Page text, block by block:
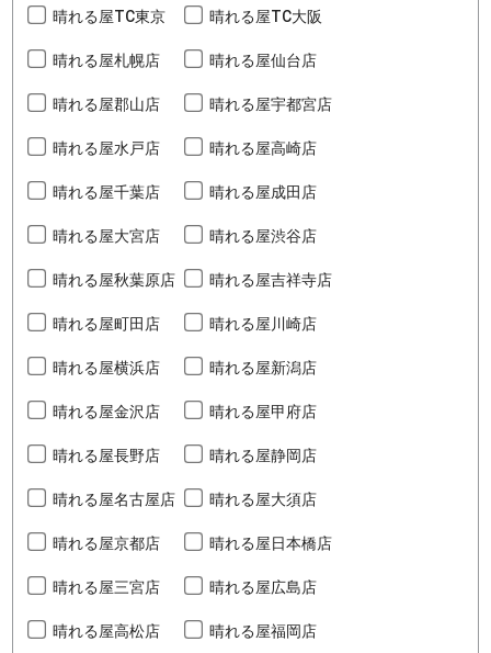
晴れる屋TC東京 晴れる屋TC大阪
晴れる屋札幌店 晴れる屋仙台店
晴れる屋郡山店 晴れる屋宇都宮店
晴れる屋水戸店 晴れる屋高崎店
晴れる屋千葉店 晴れる屋成田店
晴れる屋大宮店 晴れる屋渋谷店
晴れる屋秋葉原店 晴れる屋吉祥寺店
晴れる屋町田店 晴れる屋川崎店
晴れる屋横浜店 晴れる屋新潟店
晴れる屋金沢店 晴れる屋甲府店
晴れる屋長野店 晴れる屋静岡店
晴れる屋名古屋店 晴れる屋大須店
晴れる屋京都店 晴れる屋日本橋店
晴れる屋三宮店 晴れる屋広島店
晴れる屋高松店 晴れる屋福岡店